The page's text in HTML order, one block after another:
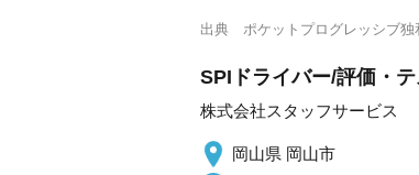
出典 ポケットプログレッシブ独
SPIドライバー/評価・
株式会社スタッフサービス
岡山県 岡山市